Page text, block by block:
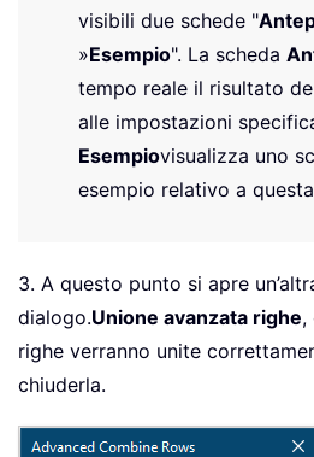
visibili due schede "
»Esempio". La scheda
tempo reale il risultato
alle impostazioni
Esempiovisualizza uno
esempio relativo a
3. A questo punto si apre
dialogo.Unione avanzata righe,
righe verranno unite
chiuderla.